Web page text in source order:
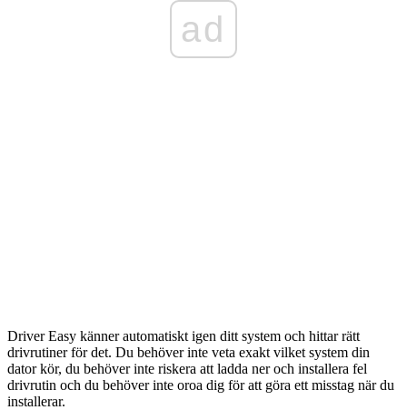
ad
Driver Easy känner automatiskt igen ditt system och hittar rätt
drivrutiner för det. Du behöver inte veta exakt vilket system din
dator kör, du behöver inte riskera att ladda ner och installera fel
drivrutin och du behöver inte oroa dig för att göra ett misstag när du
installerar.